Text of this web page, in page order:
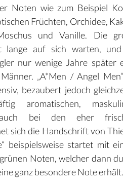
Noten wie zum Beispiel
Früchten, Orchidee,
und Vanille. Die
lange auf sich warten,
nur wenige Jahre später
„A*Men / Angel
bezaubert jedoch
aromatischen,
bei den eher
sich die Handschrift von
beispielsweise startet mit
Noten, welcher dann
ganz besondere Note erhält.